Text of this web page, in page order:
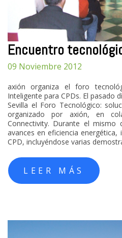
Encuentro
09 Noviembre 2012
axión organiza el foro
Inteligente para CPDs. El pasado
Sevilla el Foro Tecnológico:
organizado por axión, en
Connectivity. Durante el
avances en eficiencia
CPD, incluyéndose varias
LEER MÁS